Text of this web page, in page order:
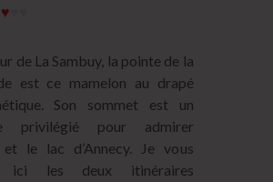
de La Sambuy, la pointe de la
est ce mamelon au drapé
Son sommet est un
privilégié pour admirer
et le lac d’Annecy. Je vous
ici les deux itinéraires